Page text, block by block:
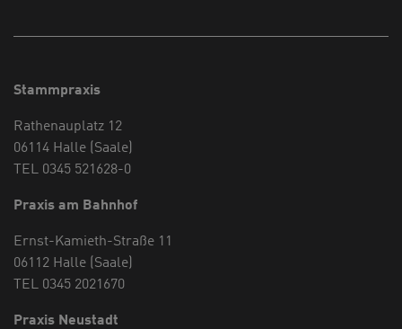
Stammpraxis
Rathenauplatz 12
06114 Halle (Saale)
TEL 0345 521628-0
Praxis am Bahnhof
Ernst-Kamieth-Straße 11
06112 Halle (Saale)
TEL 0345 2021670
Praxis Neustadt